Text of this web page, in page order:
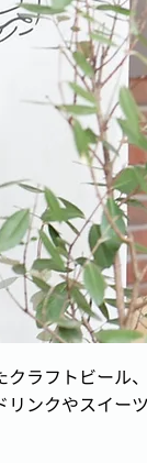
クラフトビール
ンクやスイー